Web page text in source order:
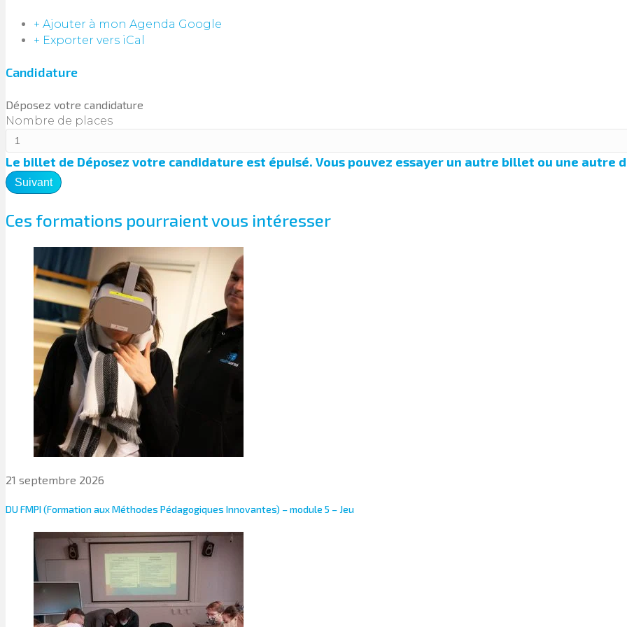
+ Ajouter à mon Agenda Google
+ Exporter vers iCal
Candidature
Déposez votre candidature
Nombre de places
Le billet de Déposez votre candidature est épuisé. Vous pouvez essayer un autre billet ou une autre
Suivant
Ces formations pourraient vous intéresser
21 septembre 2026
DU FMPI (Formation aux Méthodes Pédagogiques Innovantes) – module 5 – Jeu